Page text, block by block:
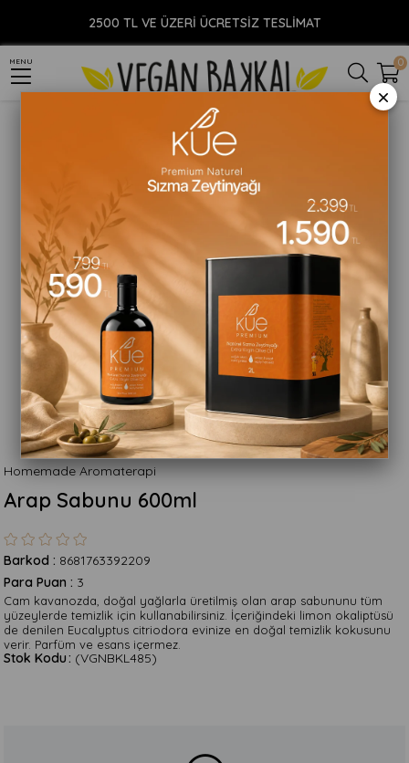
2500 TL VE ÜZERİ ÜCRETSİZ TESLİMAT
MENU 0
TEMİZLİK ÜRÜNLERİ Doğal Sabun Doğal Arap Sabunu Arap Sabunu 600ml
Homemade Aromaterapi
Arap Sabunu 600ml
Barkod : 8681763392209
Para Puan : 3
Cam kavanozda, doğal yağlarla üretilmiş olan arap sabununu tüm
yüzeylerde temizlik için kullanabilirsiniz. İçeriğindeki limon okaliptüsü
de denilen Eucalyptus citriodora evinize en doğal temizlik kokusunu
verir. Parfüm ve esans içermez.
(VGNBKL485)
Stok Kodu
×